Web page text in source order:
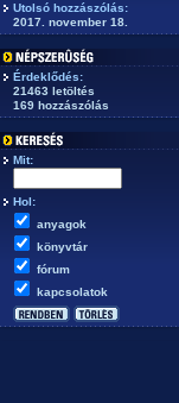
Utolsó hozzászólás:
2017. november 18.
Érdeklődés:
21463 letöltés
169 hozzászólás
Mit:
Hol:
anyagok
könyvtár
fórum
kapcsolatok